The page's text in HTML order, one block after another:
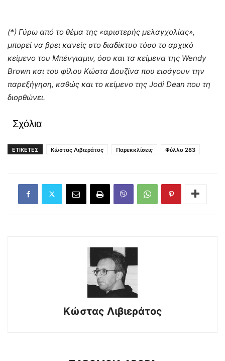
(*) Γύρω από το θέμα της «αριστερής μελαγχολίας»,
μπορεί να βρει κανείς στο διαδίκτυο τόσο το αρχικό
κείμενο του Μπένγιαμιν, όσο και τα κείμενα της Wendy
Brown και του φίλου Κώστα Δουζίνα που εισάγουν την
παρεξήγηση, καθώς και το κείμενο της Jodi Dean που τη
διορθώνει.
Σχόλια
ΕΤΙΚΕΤΕΣ Κώστας Λιβιεράτος Παρεκκλίσεις Φύλλο 283
Κώστας Λιβιεράτος